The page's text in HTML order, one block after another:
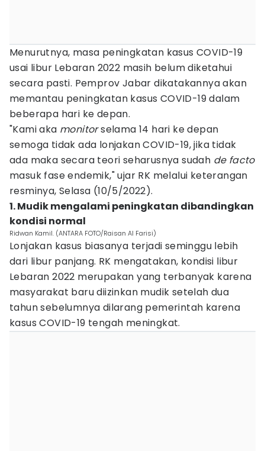
Menurutnya, masa peningkatan kasus COVID-19
usai libur Lebaran 2022 masih belum diketahui
secara pasti. Pemprov Jabar dikatakannya akan
memantau peningkatan kasus COVID-19 dalam
beberapa hari ke depan.
"Kami aka monitorselama 14 hari ke depan
semoga tidak ada lonjakan COVID-19, jika tidak
ada maka secara teori seharusnya sudah de facto
masuk fase endemik," ujar RK melalui keterangan
resminya, Selasa (10/5/2022).
1. Mudik mengalami peningkatan dibandingkan
kondisi normal
Ridwan Kamil. (ANTARA FOTO/Raisan Al Farisi)
Lonjakan kasus biasanya terjadi seminggu lebih
dari libur panjang. RK mengatakan, kondisi libur
Lebaran 2022 merupakan yang terbanyak karena
masyarakat baru diizinkan mudik setelah dua
tahun sebelumnya dilarang pemerintah karena
kasus COVID-19 tengah meningkat.